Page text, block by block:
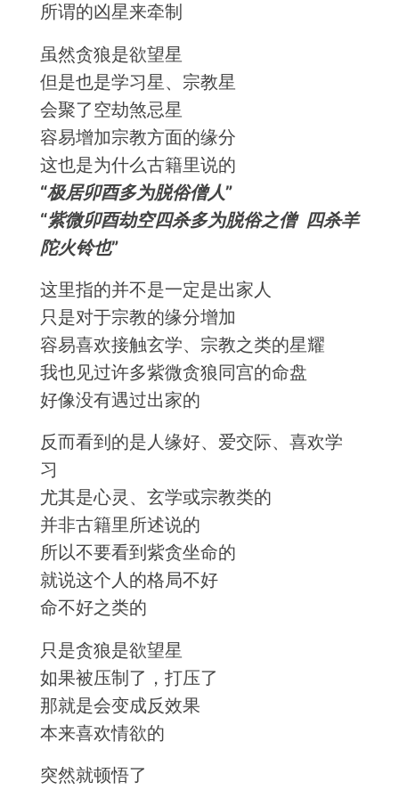
所谓的凶星来牵制
虽然贪狼是欲望星
但是也是学习星、宗教星
会聚了空劫煞忌星
容易增加宗教方面的缘分
这也是为什么古籍里说的
“极居卯酉多为脱俗僧人”
“紫微卯酉劫空四杀多为脱俗之僧 四杀羊
陀火铃也”
这里指的并不是一定是出家人
只是对于宗教的缘分增加
容易喜欢接触玄学、宗教之类的星耀
我也见过许多紫微贪狼同宫的命盘
好像没有遇过出家的
反而看到的是人缘好、爱交际、喜欢学
习
尤其是心灵、玄学或宗教类的
并非古籍里所述说的
所以不要看到紫贪坐命的
就说这个人的格局不好
命不好之类的
只是贪狼是欲望星
如果被压制了，打压了
那就是会变成反效果
本来喜欢情欲的
突然就顿悟了